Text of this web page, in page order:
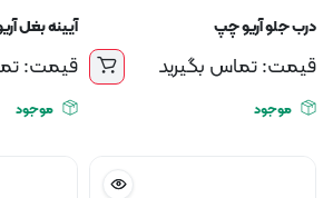
درب جلو آریو چپ
قیمت: تماس بگیرید
موجود
آیینه بغل
قیمت:
موجود